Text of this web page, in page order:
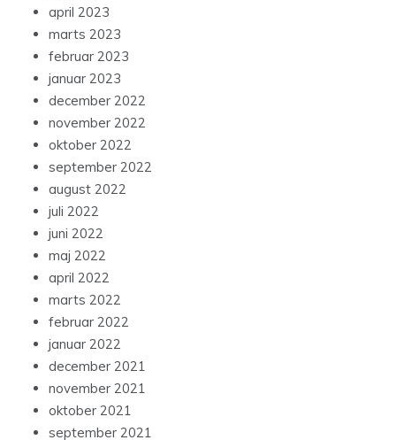
april 2023
marts 2023
februar 2023
januar 2023
december 2022
november 2022
oktober 2022
september 2022
august 2022
juli 2022
juni 2022
maj 2022
april 2022
marts 2022
februar 2022
januar 2022
december 2021
november 2021
oktober 2021
september 2021